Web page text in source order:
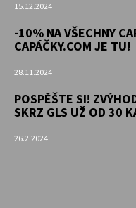
15.12.2024
-10% NA VŠECHNY
CAPÁČKY.COM JE TU!
28.11.2024
POSPĚŠTE SI!
SKRZ GLS UŽ OD 30
26.2.2024